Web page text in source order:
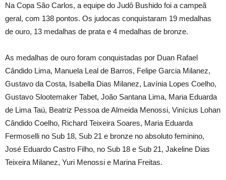
Na Copa São Carlos, a equipe do Judô Bushido foi a campeã
geral, com 138 pontos. Os judocas conquistaram 19 medalhas
de ouro, 13 medalhas de prata e 4 medalhas de bronze.
As medalhas de ouro foram conquistadas por Duan Rafael
Cândido Lima, Manuela Leal de Barros, Felipe Garcia Milanez,
Gustavo da Costa, Isabella Dias Milanez, Lavínia Lopes Coelho,
Gustavo Slootemaker Tabet, João Santana Lima, Maria Eduarda
de Lima Taú, Beatriz Pessoa de Almeida Menossi, Vinícius Lohan
Cândido Coelho, Richard Teixeira Soares, Maria Eduarda
Fermoselli no Sub 18, Sub 21 e bronze no absoluto feminino,
José Eduardo Castro Filho, no Sub 18 e Sub 21, Jakeline Dias
Teixeira Milanez, Yuri Menossi e Marina Freitas.